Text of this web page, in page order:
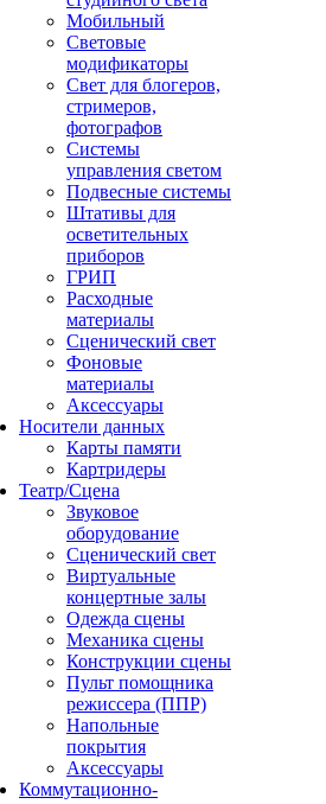
Мобильный
Световые
модификаторы
Свет для блогеров,
стримеров,
фотографов
Системы
управления светом
Подвесные системы
Штативы для
осветительных
приборов
ГРИП
Расходные
материалы
Сценический свет
Фоновые
материалы
Аксессуары
Носители данных
Карты памяти
Картридеры
Театр/Сцена
Звуковое
оборудование
Сценический свет
Виртуальные
концертные залы
Одежда сцены
Механика сцены
Конструкции сцены
Пульт помощника
режиссера (ППР)
Напольные
покрытия
Аксессуары
Коммутационно-